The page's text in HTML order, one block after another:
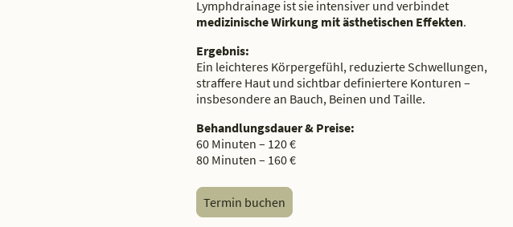
Lymphdrainage ist sie intensiver und verbindet
medizinische Wirkung mit ästhetischen Effekten.
Ergebnis:
Ein leichteres Körpergefühl, reduzierte Schwellungen,
straffere Haut und sichtbar definiertere Konturen –
insbesondere an Bauch, Beinen und Taille.
Behandlungsdauer & Preise:
60 Minuten – 120 €
80 Minuten – 160 €
Termin buchen